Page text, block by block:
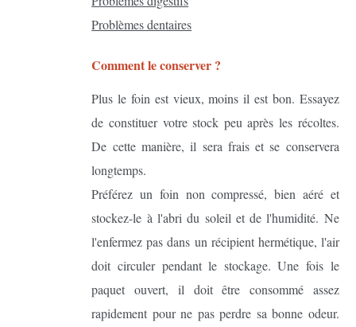
Problèmes dentaires
Comment le conserver ?
Plus le foin est vieux, moins il est bon. Essayez
de constituer votre stock peu après les récoltes.
De cette manière, il sera frais et se conservera
longtemps.
Préférez un foin non compressé, bien aéré et
stockez-le à l'abri du soleil et de l'humidité. Ne
l'enfermez pas dans un récipient hermétique, l'air
doit circuler pendant le stockage. Une fois le
paquet ouvert, il doit être consommé assez
rapidement pour ne pas perdre sa bonne odeur.